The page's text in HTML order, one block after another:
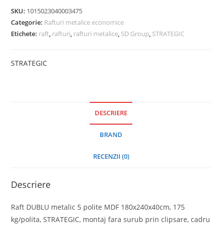
SKU: 1015023040003475
Categorie: Rafturi metalice economice
Etichete: raft, rafturi, rafturi metalice, SD Group, STRATEGIC
STRATEGIC
DESCRIERE
BRAND
RECENZII (0)
Descriere
Raft DUBLU metalic 5 polite MDF 180x240x40cm, 175
kg/polita, STRATEGIC, montaj fara surub prin clipsare, cadru